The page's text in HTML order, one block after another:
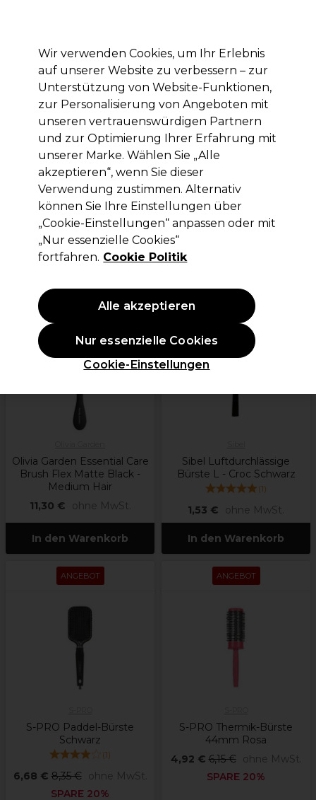
Anmelden
Marken Deals Haare Elektrogeräte Saloneinrichtung
Lieferung und Lieferzeiten
– mehr erfahren
Haare Bürsten
Bürsten
Filters
Olivia Garden Essential Care
Brush Flex Matte Black -
Medium Hair
11,30 €
ohne MwSt.
In den Warenkorb
Sibel Luftdurchlässige
Bürste L - Croc Schwarz
(1)
1,53 € ohne MwSt.
In den Warenkorb
ANGEBOT
S-PRO Paddel-Bürste
Schwarz
(1)
6,68 € 8,35 €
ohne MwSt.
SPARE 20%
ANGEBOT
S-PRO Thermik-Bürste
44mm Rosa
4,92 € 6,15 €
ohne MwSt.
SPARE 20%
Wir verwenden Cookies, um Ihr Erlebnis
auf unserer Website zu verbessern – zur
Unterstützung von Website-Funktionen,
zur Personalisierung von Angeboten mit
unseren vertrauenswürdigen Partnern
und zur Optimierung Ihrer Erfahrung mit
unserer Marke. Wählen Sie „Alle
akzeptieren“, wenn Sie dieser
Verwendung zustimmen. Alternativ
können Sie Ihre Einstellungen über
„Cookie-Einstellungen“ anpassen oder mit
„Nur essenzielle Cookies“
fortfahren. Cookie Politik
Cookie-Einstellungen
Nur essenzielle Cookies
Alle akzeptieren